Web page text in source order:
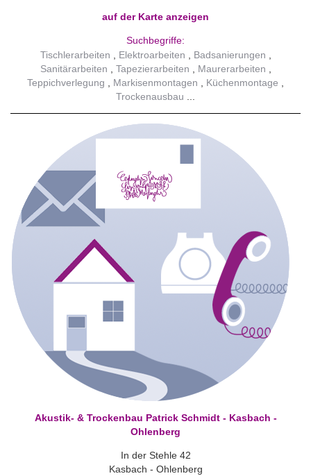
auf der Karte anzeigen
Suchbegriffe:
Tischlerarbeiten
Elektroarbeiten
Badsanierungen
Sanitärarbeiten
Tapezierarbeiten
Maurerarbeiten
Teppichverlegung
Markisenmontagen
Küchenmontage
Trockenausbau
Akustik- & Trockenbau Patrick Schmidt - Kasbach -
Ohlenberg
In der Stehle 42
Kasbach - Ohlenberg